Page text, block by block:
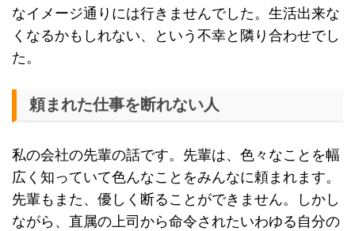
なイメージ通りには行きませんでした。生活出来な
くなるかもしれない、という不幸と隣り合わせでし
た。
頼まれた仕事を断れない人
私の会社の先輩の話です。先輩は、色々なことを幅
広く知っていて色んなことをみんなに頼まれます。
先輩もまた、優しく断ることができません。しかし
ながら、直属の上司から命令されたいわゆる自分の